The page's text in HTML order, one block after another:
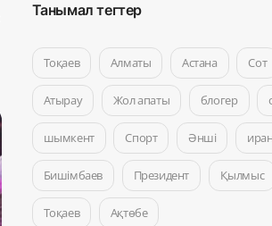
Танымал тегтер
Тоқаев Алматы Астана Сот
Атырау Жол апаты блогер
шымкент Спорт Әнші иран
Бишімбаев Президент Қылмыс
Тоқаев Ақтөбе